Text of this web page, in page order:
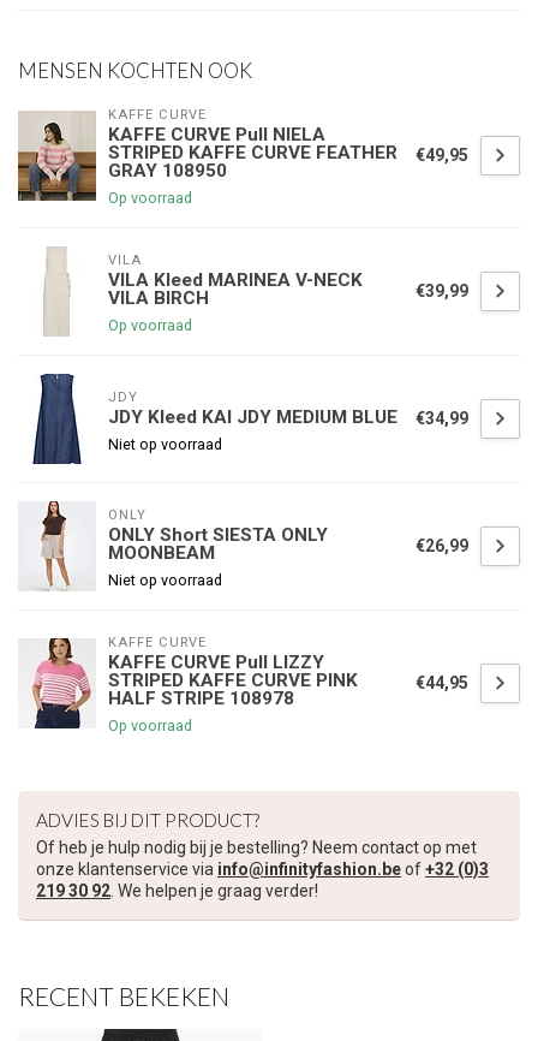
MENSEN KOCHTEN OOK
KAFFE CURVE
KAFFE CURVE Pull NIELA
STRIPED KAFFE CURVE FEATHER
GRAY 108950
Op voorraad
€49,95
VILA
VILA Kleed MARINEA V-NECK
VILA BIRCH
Op voorraad
€39,99
JDY
JDY Kleed KAI JDY MEDIUM BLUE
Niet op voorraad
€34,99
ONLY
ONLY Short SIESTA ONLY
MOONBEAM
Niet op voorraad
€26,99
KAFFE CURVE
KAFFE CURVE Pull LIZZY
STRIPED KAFFE CURVE PINK
HALF STRIPE 108978
Op voorraad
€44,95
ADVIES BIJ DIT PRODUCT?
Of heb je hulp nodig bij je bestelling? Neem contact op met
onze klantenservice via info@infinityfashion.beof+32 (0)3
219 30 92. We helpen je graag verder!
RECENT BEKEKEN
€5,00 korting op je volgende bestelling
over onze nieuwe collectie, en ontvang
volgende aankoop! 😀